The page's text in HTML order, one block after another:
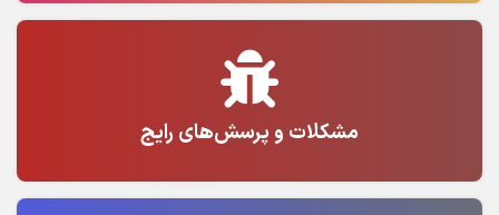
مشکلات و پرسش‌های رایج